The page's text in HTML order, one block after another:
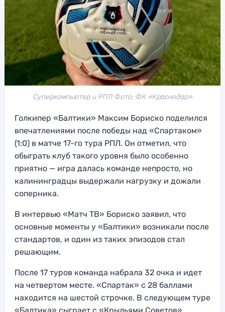
Суперкомпьютер и РПЛ Фото: ФК «Краснодар»
Голкипер «Балтики» Максим Бориско поделился
впечатлениями после победы над «Спартаком»
(1:0) в матче 17-го тура РПЛ. Он отметил, что
обыграть клуб такого уровня было особенно
приятно — игра далась команде непросто, но
калининградцы выдержали нагрузку и дожали
соперника.
В интервью «Матч ТВ» Бориско заявил, что
основные моменты у «Балтики» возникали после
стандартов, и один из таких эпизодов стал
решающим.
После 17 туров команда набрала 32 очка и идет
на четвертом месте. «Спартак» с 28 баллами
находится на шестой строчке. В следующем туре